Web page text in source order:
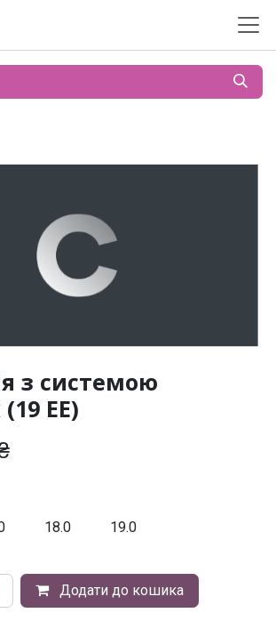
з системою
ЕЕ)
18.0 19.0
Додати до кошика